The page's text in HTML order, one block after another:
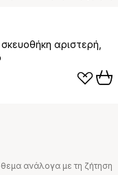
αριστερή,
ανάλογα με τη ζήτηση